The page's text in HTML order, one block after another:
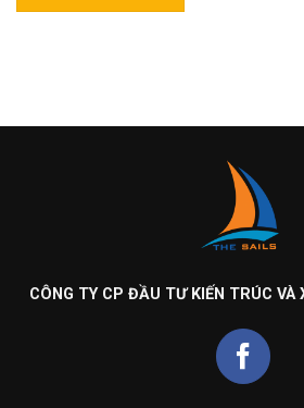
CÔNG TY CP ĐẦU TƯ KIẾN TRÚC VÀ